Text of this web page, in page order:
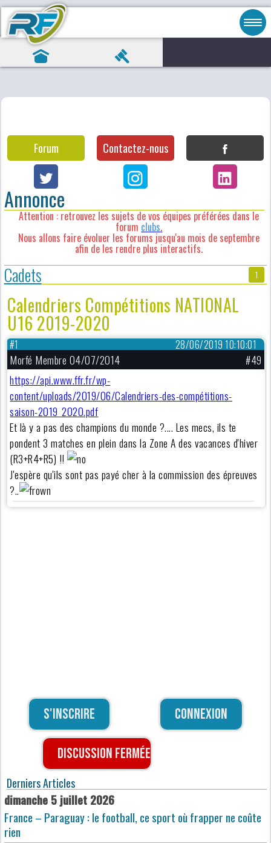
Forum Contactez-nous
Annonce
Attention : retrouvez les sujets de vos équipes préférées dans le
forum clubs.
Nous allons faire évoluer les forums jusqu'au mois de septembre
afin de les rendre plus interactifs.
Cadets 1
Calendriers Compétitions NATIONAL
U16 2019-2020
28/06/2019 10:10:01
#1
Morfé Membre 04/07/2014
#49
https://api.www.ffr.fr/wp-
content/uploads/2019/06/Calendriers-des-compétitions-
saison-2019_2020.pdf
Et là y a pas des champions du monde ?.... Les mecs, ils te
pondent 3 matches en plein dans la Zone A des vacances d'hiver
(R3+R4+R5) !!
J'espère qu'ils sont pas payé cher à la commission des épreuves
?..
S'inscrire Connexion
Discussion fermée
Derniers Articles
dimanche 5 juillet 2026
France – Paraguay : le football, ce sport où frapper ne coûte
rien